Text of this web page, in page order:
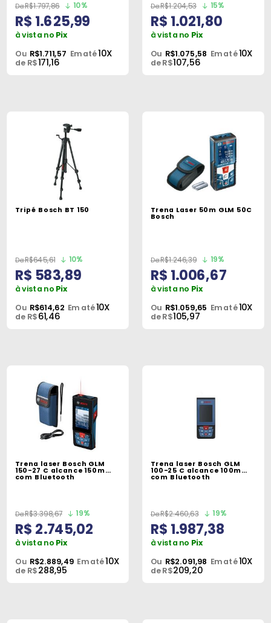
Materiais
Elétricos
Materiais
Químicos
e
Mecânica
R$1.797,86 10%
R$ 1.625,99
à vista no Pix
Ou R$1.711,57 Em até10X
de R$171,16
R$1.204,53 15%
R$ 1.021,80
à vista no Pix
Ou R$1.075,58 Em até10X
de R$107,56
Tripé Bosch BT 150
R$645,61 10%
R$ 583,89
à vista no Pix
Ou R$614,62 Em até10X
de R$61,46
Trena Laser 50m GLM 50C
Bosch
R$1.246,39 19%
R$ 1.006,67
à vista no Pix
Ou R$1.059,65 Em até10X
de R$105,97
Trena laser Bosch GLM
150-27 C alcance 150m
com Bluetooth
R$3.398,67 19%
R$ 2.745,02
à vista no Pix
Ou R$2.889,49 Em até10X
de R$288,95
Trena laser Bosch GLM
100-25 C alcance 100m
com Bluetooth
R$2.460,63 19%
R$ 1.987,38
à vista no Pix
Ou R$2.091,98 Em até10X
de R$209,20